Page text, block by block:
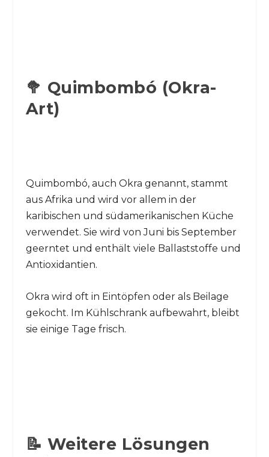
🥦 Quimbombó (Okra-
Art)
Quimbombó, auch Okra genannt, stammt
aus Afrika und wird vor allem in der
karibischen und südamerikanischen Küche
verwendet. Sie wird von Juni bis September
geerntet und enthält viele Ballaststoffe und
Antioxidantien.
Okra wird oft in Eintöpfen oder als Beilage
gekocht. Im Kühlschrank aufbewahrt, bleibt
sie einige Tage frisch.
📝 Weitere Lösungen